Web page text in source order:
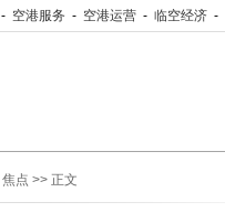
- 空港服务 - 空港运营 - 临空经济 -
焦点 >> 正文